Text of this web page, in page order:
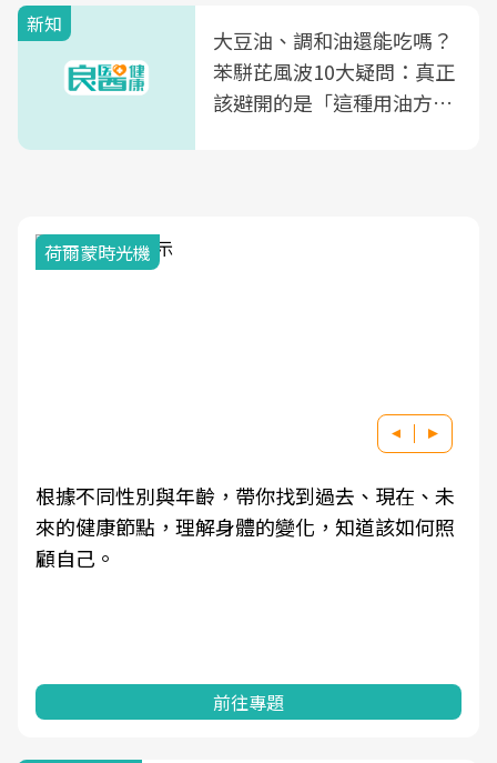
新知
大豆油、調和油還能吃嗎？
苯駢芘風波10大疑問：真正
該避開的是「這種用油方
荷爾蒙時光機
根據不同性別與年齡，帶你找到過去、現在、未
來的健康節點，理解身體的變化，知道該如何照
顧自己。
前往專題